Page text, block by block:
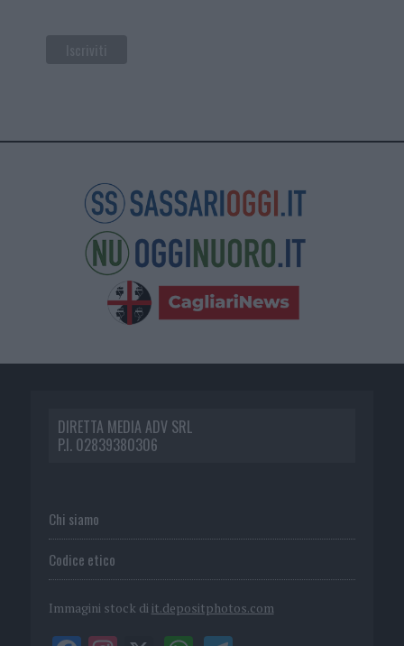
DIRETTA MEDIA ADV SRL
P.I. 02839380306
Chi siamo
Codice etico
Immagini stock di it.depositphotos.com